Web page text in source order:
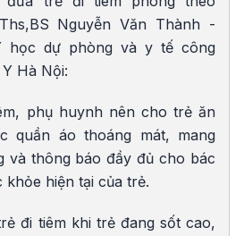
Nguyễn Văn Thành -
học dự phòng và y tế công
Hà Nội:
phụ huynh nên cho trẻ ăn
quần áo thoáng mát, mang
và thông báo đầy đủ cho bác
hiện tại của trẻ.
đi tiêm khi trẻ đang sốt cao,